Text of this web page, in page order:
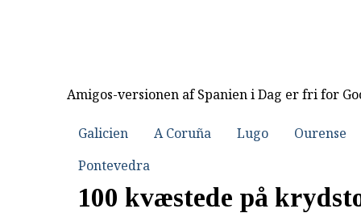
Amigos-versionen af Spanien i Dag er fri for
Galicien A Coruña Lugo
Ourense
Pontevedra
100 kvæstede på